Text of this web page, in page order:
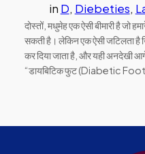
in D, Diebeties,
दोस्तों, मधुमेह एक ऐसी बीमारी है जो
सकती है। लेकिन एक ऐसी जटिलता
कर दिया जाता है, और यही अनदेखी
“डायबिटिक फुट (Diabetic